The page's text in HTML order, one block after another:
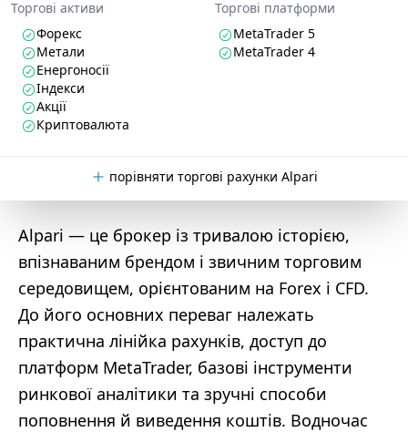
Торгові активи
Форекс
Метали
Енергоносії
Індекси
Акції
Криптовалюта
Торгові платформи
MetaTrader 5
MetaTrader 4
порівняти торгові рахунки Alpari
Alpari — це брокер із тривалою історією,
впізнаваним брендом і звичним торговим
середовищем, орієнтованим на Forex і CFD.
До його основних переваг належать
практична лінійка рахунків, доступ до
платформ MetaTrader, базові інструменти
ринкової аналітики та зручні способи
поповнення й виведення коштів. Водночас